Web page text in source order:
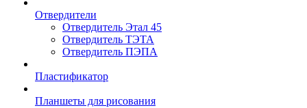
Отвердители
Отвердитель Этал 45
Отвердитель ТЭТА
Отвердитель ПЭПА
Пластификатор
Планшеты для рисования